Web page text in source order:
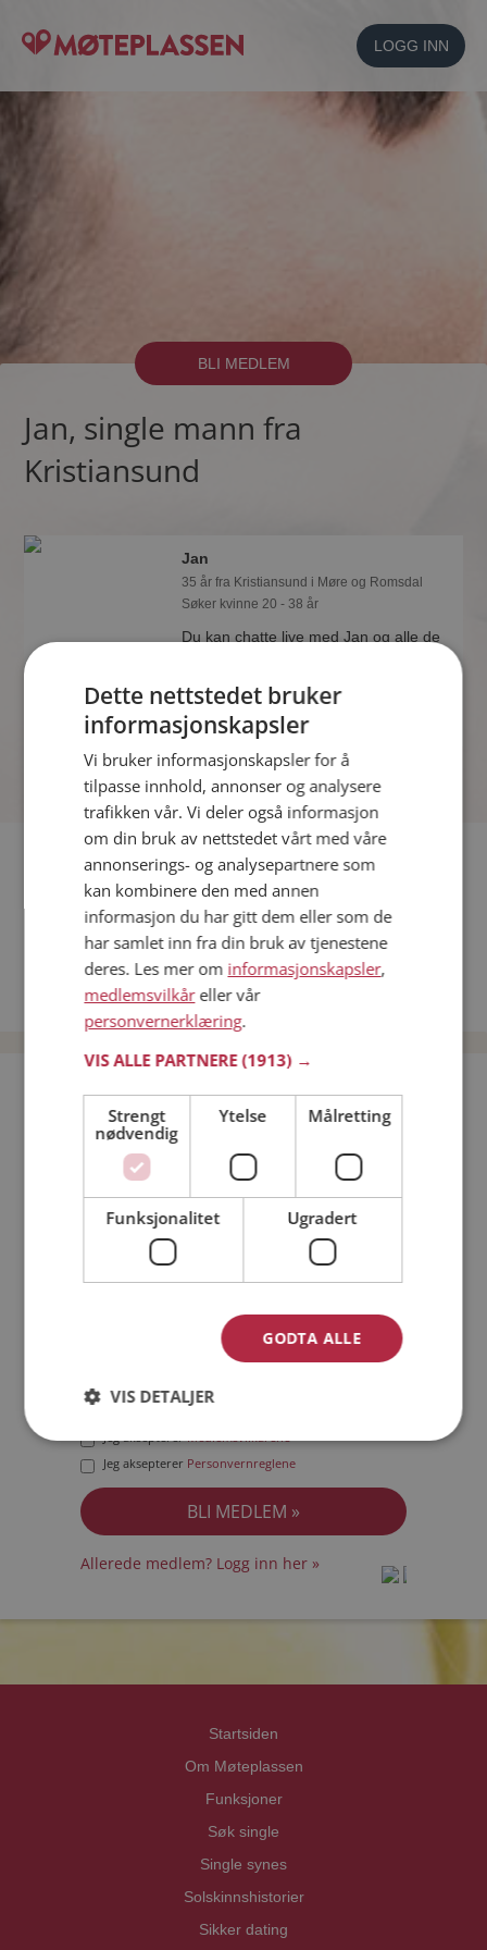
LOGG INN
BLI MEDLEM
Jan, single mann fra
Kristiansund
Jan
35 år fra Kristiansund i Møre og Romsdal
Søker kvinne 20 - 38 år
Du kan chatte live med Jan og alle de
bli medlem.
Fler single
Flere singlemenn fra Kristiansund:Martin,Alex,Kristian
Kvinner fra Kristiansund
Date kvinner i Norge
Date menn i Norge
Bli medlem gratis!
Jeg er en: Mann Kvinne
Min alder:
Jeg akseptererMedlemsvilkårene
Jeg aksepterer Personvernreglene
Allerede medlem? Logg inn her »
Startsiden
Om Møteplassen
Funksjoner
Søk single
Single synes
Solskinnshistorier
Sikker dating
Dette nettstedet bruker
informasjonskapsler
Vi bruker informasjonskapsler for å
tilpasse innhold, annonser og analysere
trafikken vår. Vi deler også informasjon
om din bruk av nettstedet vårt med våre
annonserings- og analysepartnere som
kan kombinere den med annen
informasjon du har gitt dem eller som de
har samlet inn fra din bruk av tjenestene
deres. Les mer om informasjonskapsler,
medlemsvilkåreller vår
personvernerklæring.
VIS ALLE PARTNERE(1913) →
Strengt
nødvendig
Ytelse Målretting
Funksjonalitet Ugradert
GODTA ALLE
VIS DETALJER